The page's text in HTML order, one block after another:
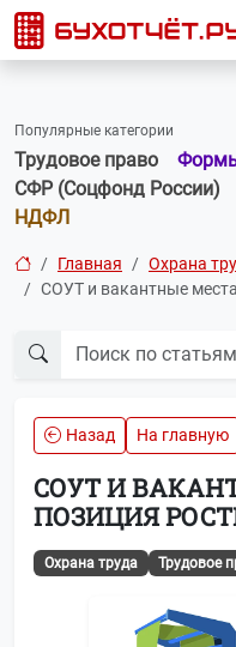
Популярные категории
Трудовое право
СФР (Соцфонд России)
НДФЛ
Главная
Охрана
СОУТ и вакантные
Назад На главную
СОУТ И
ПОЗИЦИЯ
Охрана труда Трудовое